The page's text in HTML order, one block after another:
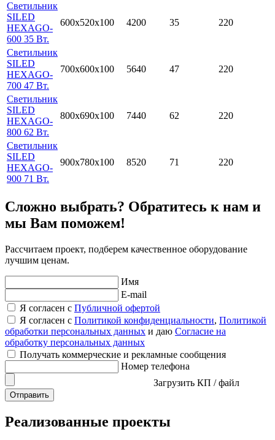
Светильник
SILED
HEXAGO-
600 35 Вт.
600x520х100 4200 35 220
Светильник
SILED
HEXAGO-
700 47 Вт.
700x600х100 5640 47 220
Светильник
SILED
HEXAGO-
800 62 Вт.
800x690х100 7440 62 220
Светильник
SILED
HEXAGO-
900 71 Вт.
900x780х100 8520 71 220
Сложно выбрать? Обратитесь к нам и
мы Вам поможем!
Рассчитаем проект, подберем качественное оборудование
лучшим ценам.
Имя
E-mail
Я согласен с Публичной офертой
Я согласен с Политикой конфиденциальности, Политикой
обработки персональных данных и даю Согласие на
обработку персональных данных
Получать коммерческие и рекламные сообщения
Номер телефона
Загрузить КП / файл
Отправить
Реализованные проекты